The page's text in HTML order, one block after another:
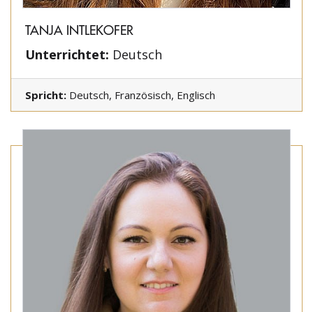
TANJA INTLEKOFER
Unterrichtet: Deutsch
Spricht: Deutsch, Französisch, Englisch